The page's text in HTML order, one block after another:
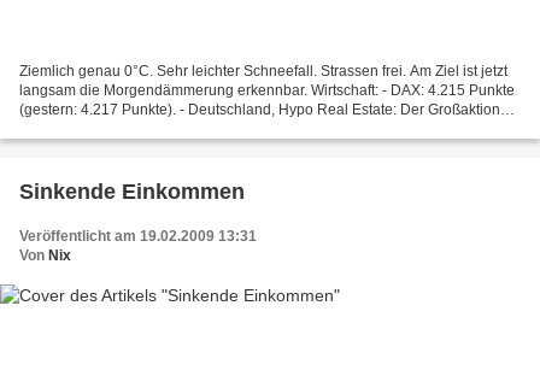
Ziemlich genau 0°C. Sehr leichter Schneefall. Strassen frei. Am Ziel ist jetzt
langsam die Morgendämmerung erkennbar. Wirtschaft: - DAX: 4.215 Punkte
(gestern: 4.217 Punkte). - Deutschland, Hypo Real Estate: Der Großaktionär
Sinkende Einkommen
Veröffentlicht am 19.02.2009 13:31
Von Nix